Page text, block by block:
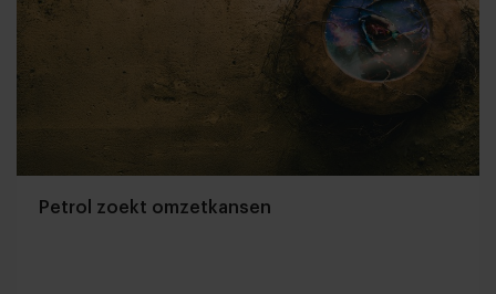
Petrol zoekt omzetkansen